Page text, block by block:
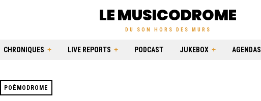
LE MUSICODROME
DU SON HORS DES MURS
CHRONIQUES LIVE REPORTS PODCAST JUKEBOX AGENDAS
POÈMODROME